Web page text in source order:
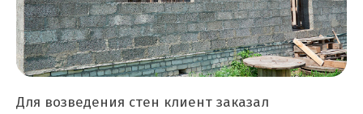
Для возведения стен клиент заказал